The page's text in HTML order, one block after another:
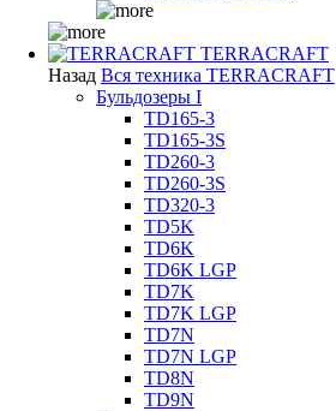
TERRACRAFT
Назад Вся техника TERRACRAFT
Бульдозеры I
TD165-3
TD165-3S
TD260-3
TD260-3S
TD320-3
TD5K
TD6K
TD6K LGP
TD7K
TD7K LGP
TD7N
TD7N LGP
TD8N
TD9N